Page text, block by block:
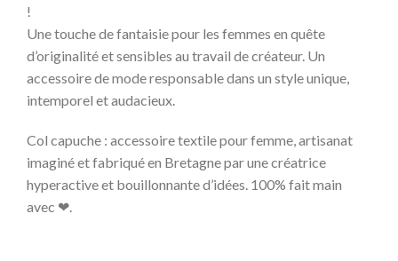
!
Une touche de fantaisie pour les femmes en quête
d’originalité et sensibles au travail de créateur. Un
accessoire de mode responsable dans un style unique,
intemporel et audacieux.
Col capuche : accessoire textile pour femme, artisanat
imaginé et fabriqué en Bretagne par une créatrice
hyperactive et bouillonnante d’idées. 100% fait main
avec ❤.